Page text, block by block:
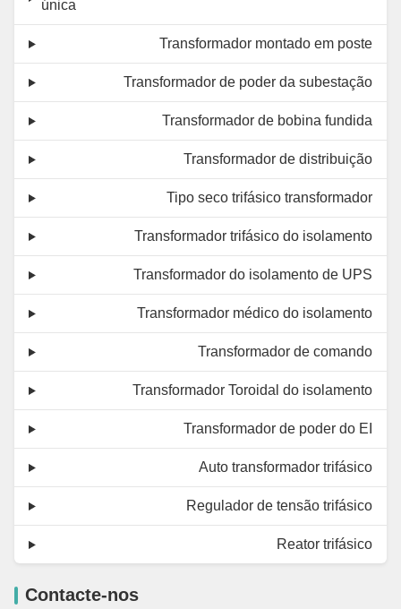
única
Transformador montado em poste
Transformador de poder da subestação
Transformador de bobina fundida
Transformador de distribuição
Tipo seco trifásico transformador
Transformador trifásico do isolamento
Transformador do isolamento de UPS
Transformador médico do isolamento
Transformador de comando
Transformador Toroidal do isolamento
Transformador de poder do EI
Auto transformador trifásico
Regulador de tensão trifásico
Reator trifásico
Contacte-nos